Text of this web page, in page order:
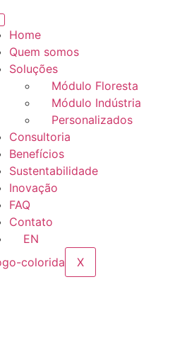
Home
Quem somos
Soluções
Módulo Floresta
Módulo Indústria
Personalizados
Consultoria
Benefícios
Sustentabilidade
Inovação
FAQ
Contato
EN
X